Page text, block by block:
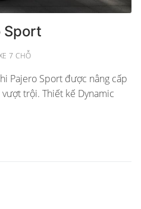
Sport
7 CHỖ
Pajero Sport được nâng cấp
trội. Thiết kế Dynamic